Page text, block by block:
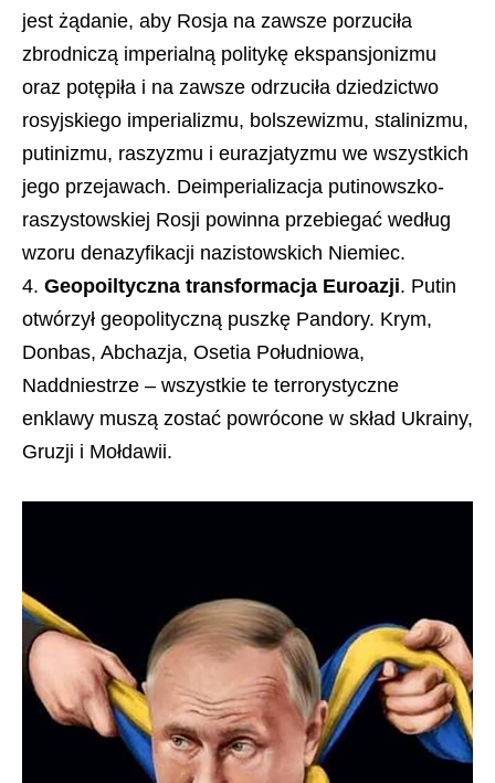
jest żądanie, aby Rosja na zawsze porzuciła
zbrodniczą imperialną politykę ekspansjonizmu
oraz potępiła i na zawsze odrzuciła dziedzictwo
rosyjskiego imperializmu, bolszewizmu, stalinizmu,
putinizmu, raszyzmu i eurazjatyzmu we wszystkich
jego przejawach. Deimperializacja putinowszko-
raszystowskiej Rosji powinna przebiegać według
wzoru denazyfikacji nazistowskich Niemiec.
Geopoiltyczna transformacja Euroazji. Putin
otwórzył geopolityczną puszkę Pandory. Krym,
Donbas, Abchazja, Osetia Południowa,
Naddniestrze – wszystkie te terrorystyczne
enklawy muszą zostać powrócone w skład Ukrainy,
Gruzji i Mołdawii.